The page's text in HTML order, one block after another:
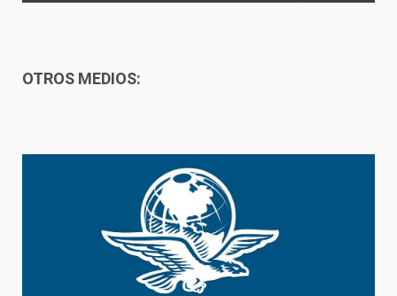
OTROS MEDIOS: